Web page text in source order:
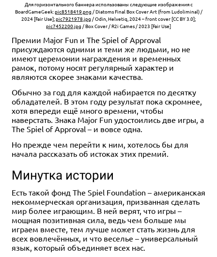
Для горизонтального баннера использованы следующие изображения с
BoardGameGeek:pic8518419.png / Diatoms Final Box Cover Art (from Ludoliminal) /
2024 [Fair Use];pic7921978.jpg / Odin, Helvetiq, 2024 – front cover [CC BY 3.0];
pic7452200.jpg / Box Cover / R2i Games / 2023 [Fair Use]
Премии Major Fun и The Spiel of Approval
присуждаются одними и теми же людьми, но не
имеют церемонии награждения и временных
рамок, потому носят регулярный характер и
являются скорее знаками качества.
Обычно за год для каждой набирается по десятку
обладателей. В этом году результат пока скромнее,
хотя впереди ещё много времени, чтобы
наверстать. Знака Major Fun удостоились две игры, а
The Spiel of Approval – и вовсе одна.
Но прежде чем перейти к ним, хотелось бы для
начала рассказать об истоках этих премий.
Минутка истории
Есть такой фонд The Spiel Foundation – американская
некоммерческая организация, призванная сделать
мир более играющим. В ней верят, что игры –
мощная позитивная сила, ведь чем больше мы
играем вместе, тем лучше может стать жизнь для
всех вовлечённых, и что веселье – универсальный
язык, который объединяет всех нас.